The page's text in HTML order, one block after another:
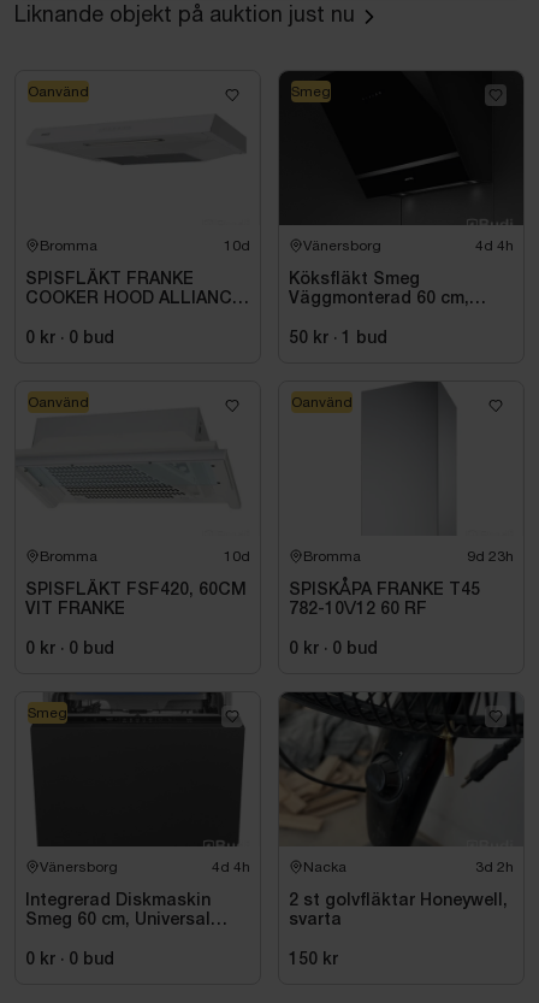
Liknande objekt på auktion just nu
Bromma 10d
SPISFLÄKT FRANKE
COOKER HOOD ALLIANCE,
0 kr · 0 bud
Oanvänd
Vänersborg 4d 4h
Köksfläkt Smeg
Väggmonterad 60 cm,
50 kr · 1 bud
Smeg
Bromma 10d
SPISFLÄKT FSF420, 60CM
VIT FRANKE
0 kr · 0 bud
Oanvänd
Bromma 9d 23h
SPISKÅPA FRANKE T45
782-10\/12 60 RF
0 kr · 0 bud
Oanvänd
Vänersborg 4d 4h
Integrerad Diskmaskin
Smeg 60 cm, Universal
0 kr · 0 bud
Smeg
Nacka 3d 2h
2 st golvfläktar Honeywell,
svarta
150 kr